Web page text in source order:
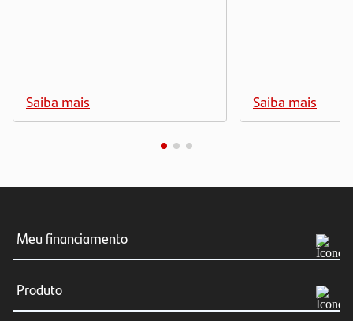
Saiba mais Saiba mais
Meu financiamento
Consultar Financiamento
Produto